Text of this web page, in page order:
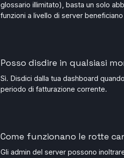
glossario illimitato), basta un solo
funzioni a livello di server
Posso disdire in qualsiasi
Sì. Disdici dalla tua dashboard
periodo di fatturazione corrente.
Come funzionano le rotte
Gli admin del server possono